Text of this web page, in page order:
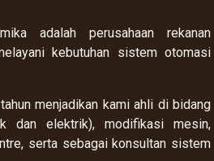
adalah perusahaan rekanan
kebutuhan sistem otomasi
menjadikan kami ahli di bidang
dan elektrik), modifikasi mesin,
serta sebagai konsultan sistem